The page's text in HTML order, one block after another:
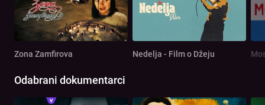
Zona Zamfirova Nedelja - Film o Džeju
Odabrani dokumentarci